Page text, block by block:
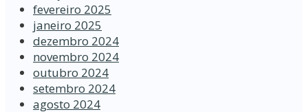
fevereiro 2025
janeiro 2025
dezembro 2024
novembro 2024
outubro 2024
setembro 2024
agosto 2024